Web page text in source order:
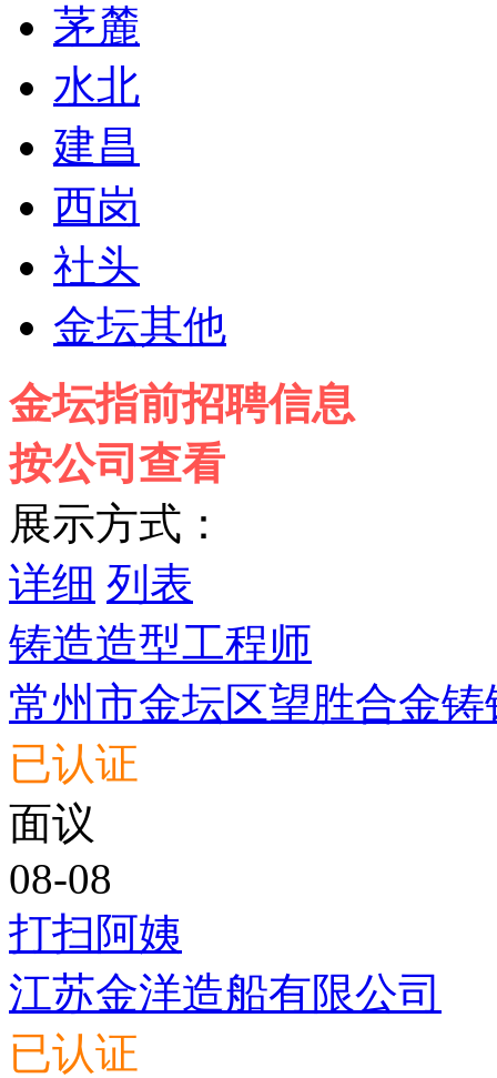
茅麓
水北
建昌
西岗
社头
金坛其他
金坛指前招聘信息
按公司查看
展示方式：
详细 列表
铸造造型工程师
常州市金坛区望胜合金
已认证
面议
08-08
打扫阿姨
江苏金洋造船有限公司
已认证